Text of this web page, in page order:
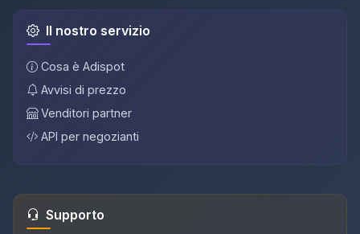
Il nostro servizio
Cosa è Adispot
Avvisi di prezzo
Venditori partner
API per negozianti
Supporto